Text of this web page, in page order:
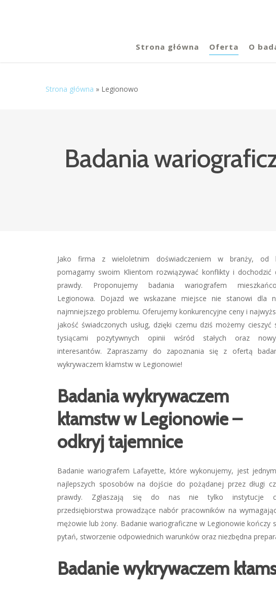
Strona główna Oferta O
Strona główna » Legionowo
Badania
Jako firma z wieloletnim doświadczeniem w branży, od
pomagamy swoim Klientom rozwiązywać konflikty i dochodzić
prawdy. Proponujemy badania wariografem
Legionowa. Dojazd we wskazane miejsce nie stanowi dla
najmniejszego problemu. Oferujemy konkurencyjne ceny i
jakość świadczonych usług, dzięki czemu dziś możemy cieszyć
tysiącami pozytywnych opinii wśród stałych oraz
interesantów. Zapraszamy do zapoznania się z ofertą
wykrywaczem kłamstw w Legionowie!
Badania wykrywaczem
kłamstw w Legionowie –
odkryj tajemnice
Badanie wariografem Lafayette, które wykonujemy, jest
najlepszych sposobów na dojście do pożądanej przez długi
prawdy. Zgłaszają się do nas nie tylko instytucje
przedsiębiorstwa prowadzące nabór pracowników na
mężowie lub żony. Badanie wariograficzne w Legionowie
pytań, stworzenie odpowiednich warunków oraz niezbędna
Badanie wykrywaczem